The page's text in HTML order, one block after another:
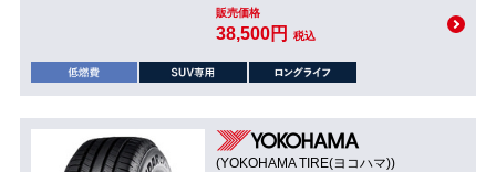
販売価格
38,500円 税込
(YOKOHAMA TIRE(ヨコハマ))